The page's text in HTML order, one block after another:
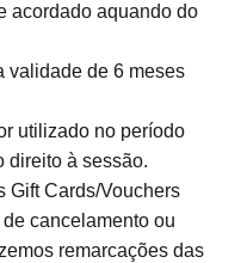
acordado aquando do
validade de 6 meses
utilizado no período
direito à sessão.
Gift Cards/Vouchers
cancelamento ou
remarcações das